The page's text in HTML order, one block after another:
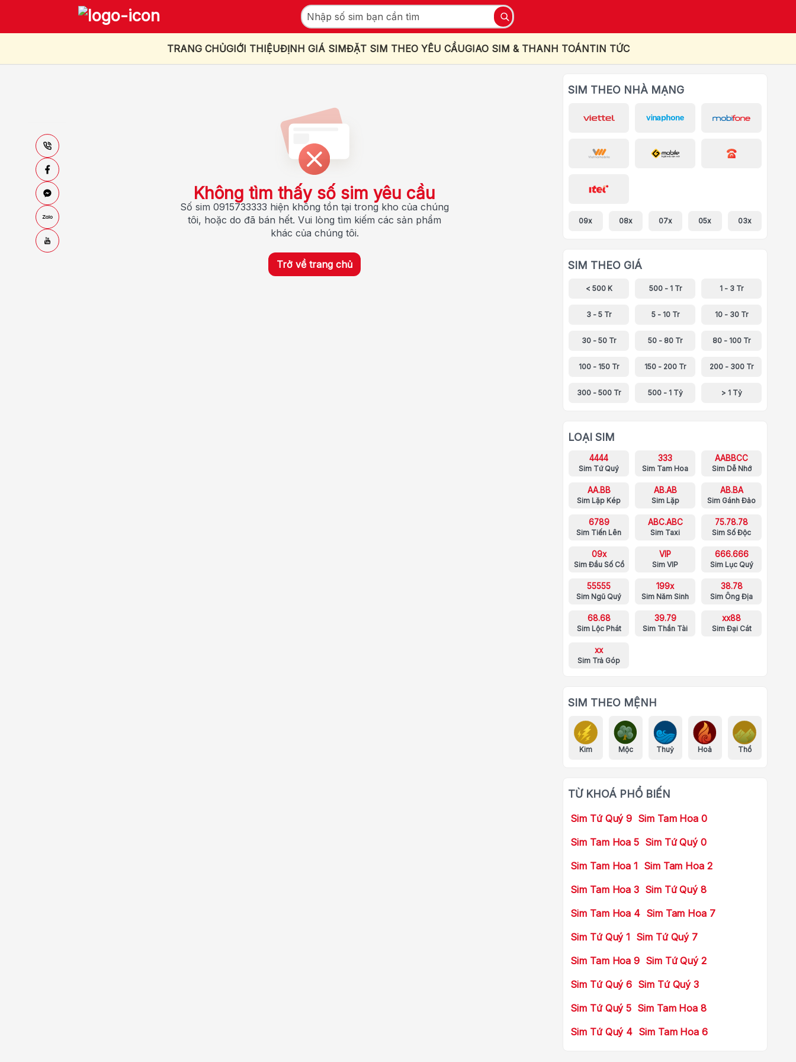
TRANG CHỦGIỚI THIỆUĐỊNH GIÁ SIMĐẶT SIM THEO YÊU CẦUGIAO SIM & THANH TOÁNTIN TỨC
Không tìm thấy số sim yêu cầu
Số sim 0915733333 hiện không tồn tại trong kho của chúng
tôi, hoặc do đã bán hết. Vui lòng tìm kiếm các sản phẩm
khác của chúng tôi.
Trở về trang chủ
SIM THEO NHÀ MẠNG
09x 08x 07x 05x 03x
SIM THEO GIÁ
< 500 K 500 - 1 Tr 1 - 3 Tr
3 - 5 Tr 5 - 10 Tr 10 - 30 Tr
30 - 50 Tr 50 - 80 Tr 80 - 100 Tr
100 - 150 Tr 150 - 200 Tr 200 - 300 Tr
300 - 500 Tr 500 - 1 Tỷ > 1 Tỷ
LOẠI SIM
4444
Sim Tứ Quý
333
Sim Tam Hoa
AABBCC
Sim Dễ Nhớ
AA.BB
Sim Lặp Kép
AB.AB
Sim Lặp
AB.BA
Sim Gánh Đảo
6789
Sim Tiến Lên
ABC.ABC
Sim Taxi
75.78.78
Sim Số Độc
09x
Sim Đầu Số Cổ
VIP
Sim VIP
666.666
Sim Lục Quý
55555
Sim Ngũ Quý
199x
Sim Năm Sinh
38.78
Sim Ông Địa
68.68
Sim Lộc Phát
39.79
Sim Thần Tài
xx88
Sim Đại Cát
xx
Sim Trả Góp
SIM THEO MỆNH
Kim Mộc Thuỷ Hoả Thổ
TỪ KHOÁ PHỔ BIẾN
Sim Tứ Quý 9 Sim Tam Hoa 0
Sim Tam Hoa 5 Sim Tứ Quý 0
Sim Tam Hoa 1 Sim Tam Hoa 2
Sim Tam Hoa 3 Sim Tứ Quý 8
Sim Tam Hoa 4 Sim Tam Hoa 7
Sim Tứ Quý 1 Sim Tứ Quý 7
Sim Tam Hoa 9 Sim Tứ Quý 2
Sim Tứ Quý 6 Sim Tứ Quý 3
Sim Tứ Quý 5 Sim Tam Hoa 8
Sim Tứ Quý 4 Sim Tam Hoa 6